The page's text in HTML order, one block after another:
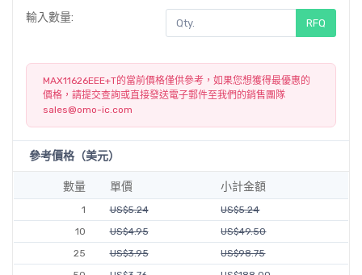
輸入數量: RFQ
MAX11626EEE+T的當前價格僅供參考，如果您想獲得最優惠的
價格，請提交查詢或直接發送電子郵件至我們的銷售團隊
sales@omo-ic.com
參考價格（美元）
數量 單價 小計金額
1 US$5.24
US$5.24
10
US$4.95
US$49.50
25
US$3.95
US$98.75